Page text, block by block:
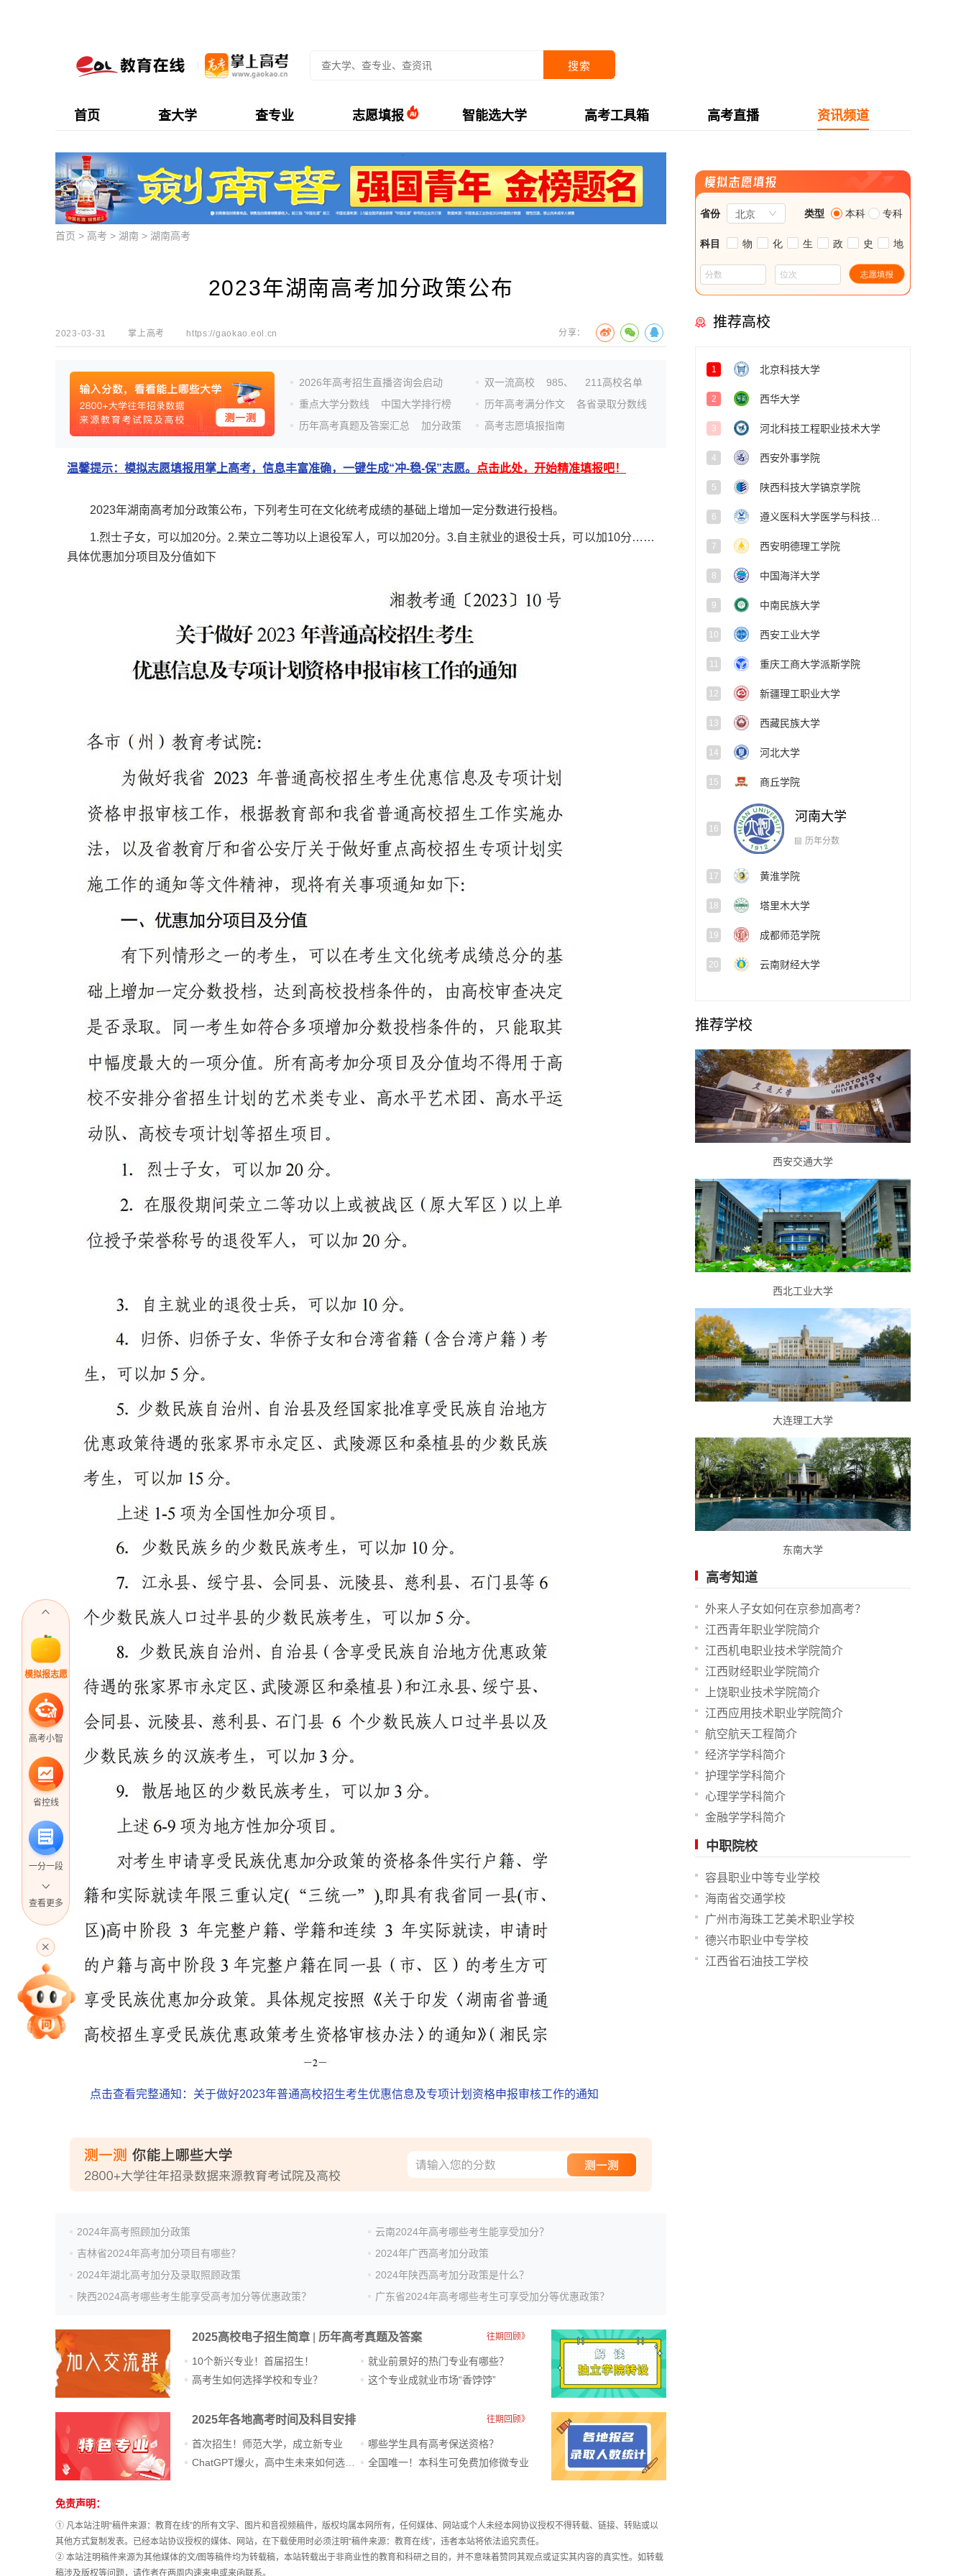
搜索
首页 查大学 查专业 志愿填报 智能选大学 高考工具箱 高考直播 资讯频道
模拟报志愿
高考小智
省控线
一分一段
专家指导课
查看更多
首页 > 高考 > 湖南 > 湖南高考
2023年湖南高考加分政策公布
2023-03-31 掌上高考 https://gaokao.eol.cn 分享：
2026年高考招生直播咨询会启动
重点大学分数线
中国大学排行榜
历年高考真题及答案汇总
加分政策
双一流高校 985、
211高校名单
历年高考满分作文
各省录取分数线
高考志愿填报指南
温馨提示：模拟志愿填报用掌上高考，信息丰富准确，一键生成“冲-稳-保”志愿。 点击此处，开始精准填报吧！
2023年湖南高考加分政策公布，下列考生可在文化统考成绩的基础上增加一定分数进行投档。
1.烈士子女，可以加20分。2.荣立二等功以上退役军人，可以加20分。3.自主就业的退役士兵，可以加10分……
具体优惠加分项目及分值如下
点击查看完整通知：关于做好2023年普通高校招生考生优惠信息及专项计划资格申报审核工作的通知
2024年高考照顾加分政策
云南2024年高考哪些考生能享受加分？
吉林省2024年高考加分项目有哪些？
2024年广西高考加分政策
2024年湖北高考加分及录取照顾政策
2024年陕西高考加分政策是什么？
陕西2024高考哪些考生能享受高考加分等优惠政策？
广东省2024年高考哪些考生可享受加分等优惠政策？
2025高校电子招生简章 历年高考真题及答案 往期回顾》
10个新兴专业！首届招生！
高考生如何选择学校和专业？
就业前景好的热门专业有哪些？
这个专业成就业市场“香饽饽”​
2025年各地高考时间及科目安排 往期回顾》
首次招生！师范大学，成立新专业
哪些学生具有高考保送资格？
全国唯一！本科生可免费加修微专业
站
长
统
计
免责声明：
① 凡本站注明“稿件来源：教育在线”的所有文字、图片和音视频稿件，版权均属本网所有，任何媒体、网站或个人未经本网协议授权不得转载、链接、转贴或以
其他方式复制发表。已经本站协议授权的媒体、网站，在下载使用时必须注明“稿件来源：教育在线”，违者本站将依法追究责任。
② 本站注明稿件来源为其他媒体的文/图等稿件均为转载稿，本站转载出于非商业性的教育和科研之目的，并不意味着赞同其观点或证实其内容的真实性。如转载
稿涉及版权等问题，请作者在两周内速来电或来函联系。
推荐高校
1 北京科技大学
2 西华大学
3 河北科技工程职业技术大学
4 西安外事学院
5 陕西科技大学镐京学院
6
7 西安明德理工学院
8 中国海洋大学
9 中南民族大学
10 西安工业大学
11 重庆工商大学派斯学院
12 新疆理工职业大学
13 西藏民族大学
14 河北大学
15 商丘学院
河南大学
黄淮学院
18 塔里木大学
19 成都师范学院
20 云南财经大学
推荐学校
西安交通大学
西北工业大学
大连理工大学
东南大学
高考知道
外来人子女如何在京参加高考？
江西青年职业学院简介
江西机电职业技术学院简介
江西财经职业学院简介
上饶职业技术学院简介
江西应用技术职业学院简介
航空航天工程简介
经济学学科简介
护理学学科简介
心理学学科简介
金融学学科简介
中职院校
容县职业中等专业学校
海南省交通学校
广州市海珠工艺美术职业学校
德兴市职业中专学校
江西省石油技工学校